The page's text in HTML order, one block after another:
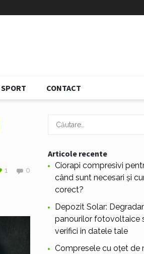
SPORT CONTACT
0
1
Caută
Articole recente
Ciorapi compresivi
când sunt necesari și
corect?
Depozit Solar:
panourilor fotovoltaice
verifici in datele tale
Compresele cu oțet de